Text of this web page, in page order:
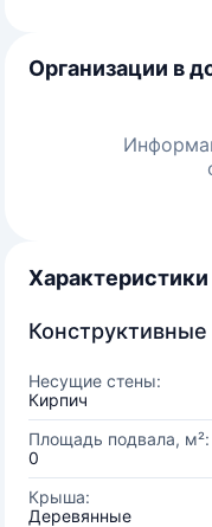
Организации в
Характеристики
Несущие стены:
Кирпич
Площадь подвала, м²:
0
Крыша:
Деревянные